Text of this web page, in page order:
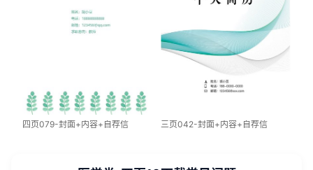
四页079-封面+内容+自荐信 三页042-封面+内容+自荐信